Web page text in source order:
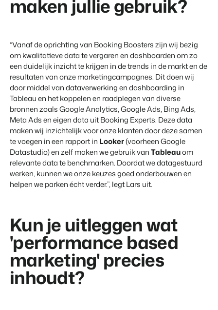
BEX Overzicht
Ontdek de eindeloze mogelijkheden van het Booking
Experts Platform.
Voor Vakantieparken
Ontdek de voordelen van Booking Experts voor
Vakantieparken.
Voor Concerns
Ontdek de voordelen van Booking Experts voor Concerns &
Groepen.
Contact
Over ons
Leer de mensen achter Booking Experts kennen
Klantverhaal Hofparken
maken jullie gebruik?
“Vanaf de oprichting van Booking Boosters zijn wij bezig
om kwalitatieve data te vergaren en dashboarden om zo
een duidelijk inzicht te krijgen in de trends in de markt en de
resultaten van onze marketingcampagnes. Dit doen wij
door middel van dataverwerking en dashboarding in
Tableau en het koppelen en raadplegen van diverse
bronnen zoals Google Analytics, Google Ads, Bing Ads,
Meta Ads en eigen data uit Booking Experts. Deze data
maken wij inzichtelijk voor onze klanten door deze samen
te voegen in een rapport in Looker(voorheen Google
Datastudio) en zelf maken we gebruik vanTableauom
relevante data te benchmarken. Doordat we datagestuurd
werken, kunnen we onze keuzes goed onderbouwen en
helpen we parken écht verder.”, legt Lars uit.
Kun je uitleggen wat
'performance based
marketing' precies
inhoudt?